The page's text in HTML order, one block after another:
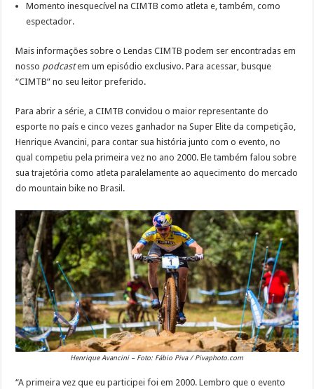
Momento inesquecível na CIMTB como atleta e, também, como
espectador.
Mais informações sobre o Lendas CIMTB podem ser encontradas em
nosso podcastem um episódio exclusivo. Para acessar, busque
“CIMTB” no seu leitor preferido.
Para abrir a série, a CIMTB convidou o maior representante do
esporte no país e cinco vezes ganhador na Super Elite da competição,
Henrique Avancini, para contar sua história junto com o evento, no
qual competiu pela primeira vez no ano 2000. Ele também falou sobre
sua trajetória como atleta paralelamente ao aquecimento do mercado
do mountain bike no Brasil.
Henrique Avancini – Foto: Fábio Piva / Pivaphoto.com
“A primeira vez que eu participei foi em 2000. Lembro que o evento